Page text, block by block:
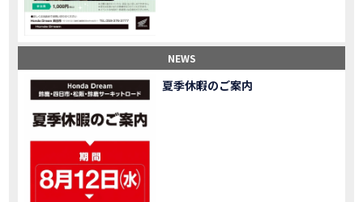
MOVIE 【速報】2025年モデルHonda X-ADV契約しました！新型のどこが凄いかチェックしてきた！
【女子ツーリング】秋の女子ツーリングin鳥羽・伊勢 【Honda Dream 松阪】
スーパーカブFinal Edition/HELLP KITTY在庫車あります！
MOVIE 【CBR1000RR-R】スーパースポーツバイクで三重県の新スポットを巡る女子ツーリング|Honda CBR1000RRR Rebel1100 500 250
CAMPAIGN 三重県下 Honda Dreamにてレンタルバイクキャンペーン実施中💫
MOVIE 【アフリカツイン】憧れの大型バイクで1泊2日マスツーリング｜三重県〜静岡県｜Honda CL500 AfricaTwin
MOVIE 【女子ツーリング】穴場スポット満載！三重の美味しいもの・パワースポット！【Honda Dream 松阪】
MOVIE 【CBR600RR】憧れのSSバイクで女子ツーリング|三重県 松阪スタート！Honda Rebel250•500
MOVIE 【中級レベル】スクーター乗りの女性ライダーがライティングスクールに潜入【HMS】Honda 400X
NEWS
夏季休暇のご案内